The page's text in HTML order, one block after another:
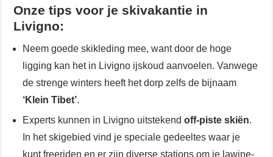
Onze tips voor je skivakantie in
Livigno:
Neem goede skikleding mee, want door de hoge
ligging kan het in Livigno ijskoud aanvoelen. Vanwege
de strenge winters heeft het dorp zelfs de bijnaam
‘Klein Tibet’.
Experts kunnen in Livigno uitstekendoff-piste skiën.
In het skigebied vind je speciale gedeeltes waar je
kunt freeriden en er zijn diverse stations om je lawine-